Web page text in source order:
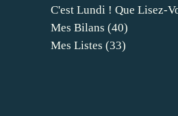
C'est Lundi ! Que Lisez-
Mes Bilans (40)
Mes Listes (33)